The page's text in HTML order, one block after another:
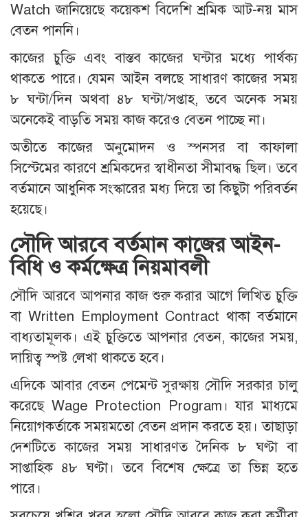
Watch জানিয়েছে কয়েকশ বিদেশি শ্রমিক আট-নয় মাস
বেতন পাননি।
কাজের চুক্তি এবং বাস্তব কাজের ঘন্টার মধ্যে পার্থক্য
থাকতে পারে। যেমন আইন বলছে সাধারণ কাজের সময়
৮ ঘন্টা/দিন অথবা ৪৮ ঘন্টা/সপ্তাহ, তবে অনেক সময়
অনেকেই বাড়তি সময় কাজ করেও বেতন পাচ্ছে না।
অতীতে কাজের অনুমোদন ও স্পনসর বা কাফালা
সিস্টেমের কারণে শ্রমিকদের স্বাধীনতা সীমাবদ্ধ ছিল। তবে
বর্তমানে আধুনিক সংস্কারের মধ্য দিয়ে তা কিছুটা পরিবর্তন
হয়েছে।
সৌদি আরবে বর্তমান কাজের আইন-
বিধি ও কর্মক্ষেত্র নিয়মাবলী
সৌদি আরবে আপনার কাজ শুরু করার আগে লিখিত চুক্তি
বা Written Employment Contract থাকা বর্তমানে
বাধ্যতামূলক। এই চুক্তিতে আপনার বেতন, কাজের সময়,
দায়িত্ব স্পষ্ট লেখা থাকতে হবে।
এদিকে আবার বেতন পেমেন্ট সুরক্ষায় সৌদি সরকার চালু
করেছে Wage Protection Program। যার মাধ্যমে
নিয়োগকর্তাকে সময়মতো বেতন প্রদান করতে হয়। তাছাড়া
দেশটিতে কাজের সময় সাধারণত দৈনিক ৮ ঘণ্টা বা
সাপ্তাহিক ৪৮ ঘণ্টা। তবে বিশেষ ক্ষেত্রে তা ভিন্ন হতে
পারে।